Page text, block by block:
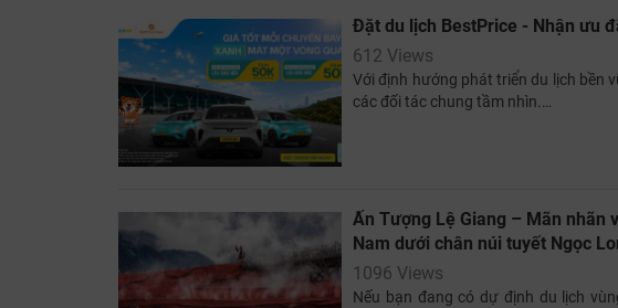
Đặt du lịch BestPrice - Nhận ưu
612 Views
Với định hướng phát triển du lịch bền
các đối tác chung tầm nhìn.…
Ấn Tượng Lệ Giang – Mãn nhãn
Nam dưới chân núi tuyết Ngọc
1096 Views
Nếu bạn đang có dự định du lịch